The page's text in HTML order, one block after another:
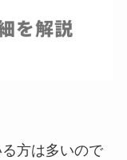
方は多いので